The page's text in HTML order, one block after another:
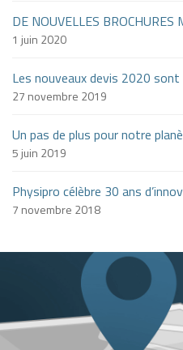
DE NOUVELLES
1 juin 2020
Les nouveaux devis 2020
27 novembre 2019
Un pas de plus pour notre
5 juin 2019
Physipro célèbre 30 ans
7 novembre 2018